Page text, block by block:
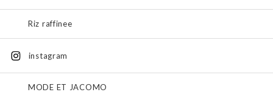
Riz raffinee
instagram
MODE ET JACOMO